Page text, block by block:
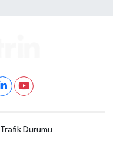
Trafik Durumu